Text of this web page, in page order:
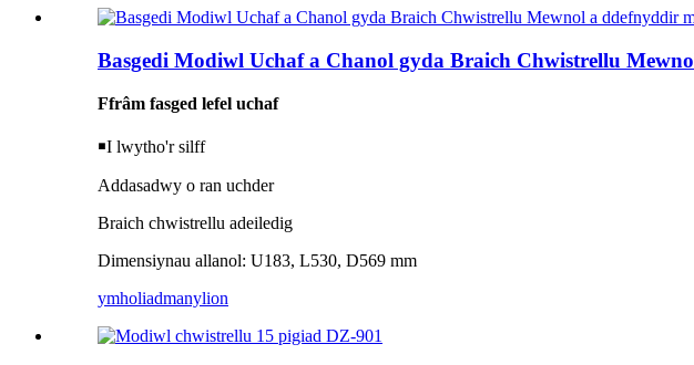
Basgedi Modiwl Uchaf a Chanol gyda Braich Chwistrellu
Ffrâm fasged lefel uchaf
￭I lwytho'r silff
Addasadwy o ran uchder
Braich chwistrellu adeiledig
Dimensiynau allanol: U183, L530, D569 mm
ymholiadmanylion